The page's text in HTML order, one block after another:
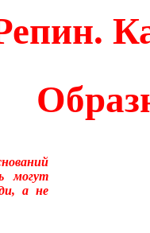
в
мест,
одна
могут
а не